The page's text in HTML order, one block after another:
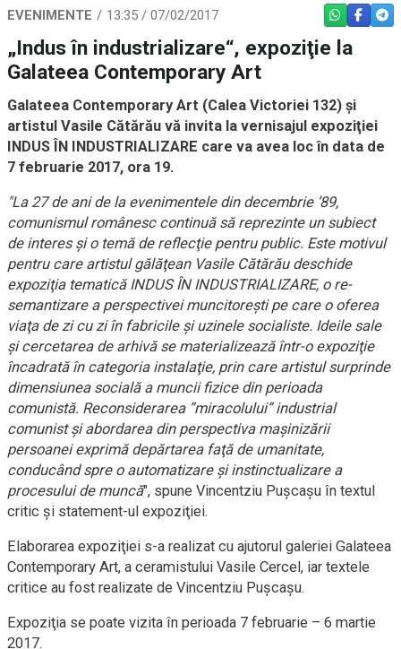
EVENIMENTE 13:35 / 07/02/2017 WHATSAPP
„Indus în industrializare“, expoziţie la
Galateea Contemporary Art
Galateea Contemporary Art (Calea Victoriei 132) şi
artistul Vasile Cătărău vă invita la vernisajul expoziţiei
INDUS ÎN INDUSTRIALIZARE care va avea loc în data de
7 februarie 2017, ora 19.
"La 27 de ani de la evenimentele din decembrie ’89,
comunismul românesc continuă să reprezinte un subiect
de interes şi o temă de reflecţie pentru public. Este motivul
pentru care artistul gălăţean Vasile Cătărău deschide
expoziţia tematică INDUS ÎN INDUSTRIALIZARE, o re-
semantizare a perspectivei muncitoreşti pe care o oferea
viaţa de zi cu zi în fabricile şi uzinele socialiste. Ideile sale
şi cercetarea de arhivă se materializează într-o expoziţie
încadrată în categoria instalaţie, prin care artistul surprinde
dimensiunea socială a muncii fizice din perioada
comunistă. Reconsiderarea ”miracolului” industrial
comunist şi abordarea din perspectiva maşinizării
persoanei exprimă depărtarea faţă de umanitate,
conducând spre o automatizare şi instinctualizare a
procesului de muncă", spune Vincentziu Puşcaşu în textul
critic şi statement-ul expoziţiei.
Elaborarea expoziţiei s-a realizat cu ajutorul galeriei Galateea
Contemporary Art, a ceramistului Vasile Cercel, iar textele
critice au fost realizate de Vincentziu Puşcaşu.
Expoziţia se poate vizita în perioada 7 februarie – 6 martie
2017.